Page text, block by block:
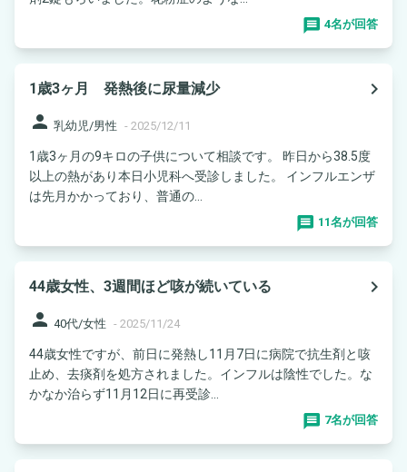
4名が回答
1歳3ヶ月 発熱後に尿量減少
navigate_next
person 乳幼児/男性 - 2025/12/11
1歳3ヶ月の9キロの子供について相談です。 昨日から38.5度
以上の熱があり本日小児科へ受診しました。 インフルエンザ
は先月かかっており、普通の...
11名が回答
44歳女性、3週間ほど咳が続いている
navigate_next
person 40代/女性 - 2025/11/24
44歳女性ですが、前日に発熱し11月7日に病院で抗生剤と咳
止め、去痰剤を処方されました。インフルは陰性でした。な
かなか治らず11月12日に再受診...
7名が回答